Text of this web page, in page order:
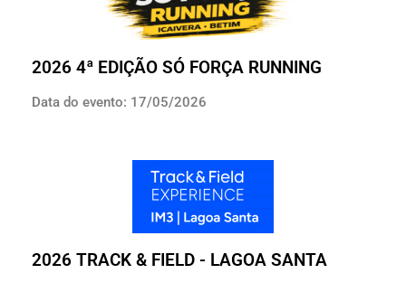
2026 4ª EDIÇÃO SÓ FORÇA RUNNING
Data do evento: 17/05/2026
2026 TRACK & FIELD - LAGOA SANTA